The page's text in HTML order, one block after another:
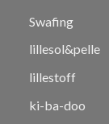
Swafing
lillesol&pelle
lillestoff
ki-ba-doo